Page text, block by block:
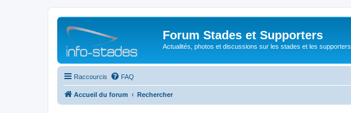
Forum Stades et Supporters
Actualités, photos et discussions sur les stades et les supporters
Raccourcis FAQ
Accueil du forum Rechercher